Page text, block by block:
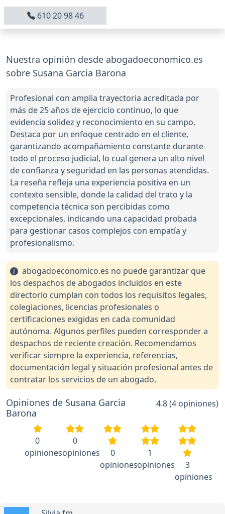
610 20 98 46
Nuestra opinión desde abogadoeconomico.es
sobre Susana Garcia Barona
Profesional con amplia trayectoria acreditada por
más de 25 años de ejercicio continuo, lo que
evidencia solidez y reconocimiento en su campo.
Destaca por un enfoque centrado en el cliente,
garantizando acompañamiento constante durante
todo el proceso judicial, lo cual genera un alto nivel
de confianza y seguridad en las personas atendidas.
La reseña refleja una experiencia positiva en un
contexto sensible, donde la calidad del trato y la
competencia técnica son percibidas como
excepcionales, indicando una capacidad probada
para gestionar casos complejos con empatía y
profesionalismo.
abogadoeconomico.es no puede garantizar que
los despachos de abogados incluidos en este
directorio cumplan con todos los requisitos legales,
colegiaciones, licencias profesionales o
certificaciones exigidas en cada comunidad
autónoma. Algunos perfiles pueden corresponder a
despachos de reciente creación. Recomendamos
verificar siempre la experiencia, referencias,
documentación legal y situación profesional antes de
contratar los servicios de un abogado.
Opiniones de Susana Garcia
Barona
4.8 (4 opiniones)
0
opiniones
0
opiniones
0
opiniones
1
opiniones
3
opiniones